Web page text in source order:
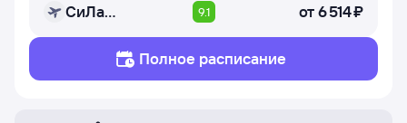
СиЛа
Легкая Авиация)
9.1 от6 ⁠514 ⁠₽
Полное расписание